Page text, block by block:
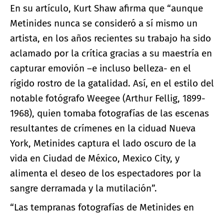
En su artículo, Kurt Shaw afirma que “aunque
Metinides nunca se consideró a sí mismo un
artista, en los años recientes su trabajo ha sido
aclamado por la crítica gracias a su maestría en
capturar emovión –e incluso belleza- en el
rígido rostro de la gatalidad. Así, en el estilo del
notable fotógrafo Weegee (Arthur Fellig, 1899-
1968), quien tomaba fotografías de las escenas
resultantes de crímenes en la ciduad Nueva
York, Metinides captura el lado oscuro de la
vida en Ciudad de México, Mexico City, y
alimenta el deseo de los espectadores por la
sangre derramada y la mutilación”.
“Las tempranas fotografías de Metinides en